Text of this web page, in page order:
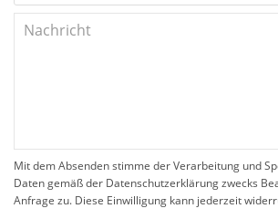
Mit dem Absenden stimme der Verarbeitung und
Daten gemäß der Datenschutzerklärung zwecks
Anfrage zu. Diese Einwilligung kann jederzeit